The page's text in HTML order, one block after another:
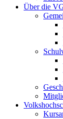
Über die